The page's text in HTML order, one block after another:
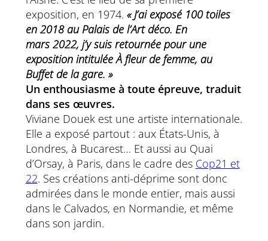
exposition, en 1974. « J’ai exposé 100 toiles
en 2018 au Palais de l’Art déco. En
mars 2022, j’y suis retournée pour une
exposition intituléeÀ fleur de femme, au
Buffet de la gare. »
Un enthousiasme à toute épreuve, traduit
dans ses œuvres.
Viviane Douek est une artiste internationale.
Elle a exposé partout : aux États-Unis, à
Londres, à Bucarest… Et aussi au Quai
d’Orsay, à Paris, dans le cadre des Cop21 et
22. Ses créations anti-déprime sont donc
admirées dans le monde entier, mais aussi
dans le Calvados, en Normandie, et même
dans son jardin.